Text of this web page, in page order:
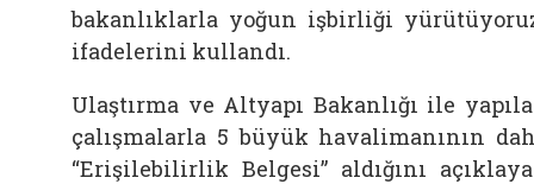
bakanlıklarla yoğun işbirliği
ifadelerini kullandı.
Ulaştırma ve Altyapı Bakanlığı ile
çalışmalarla 5 büyük havalimanının
“Erişilebilirlik Belgesi” aldığını